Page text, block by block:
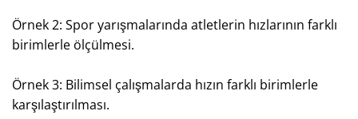
Örnek 2: Spor yarışmalarında atletlerin hızlarının farklı
birimlerle ölçülmesi.
Örnek 3: Bilimsel çalışmalarda hızın farklı birimlerle
karşılaştırılması.